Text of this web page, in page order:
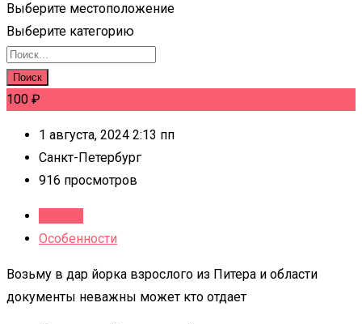
Выберите местоположение
Выберите категорию
Поиск
100 ₽
1 августа, 2024 2:13 пп
Санкт-Петербург
916 просмотров
Особенности
Возьму в дар йорка взрослого из Питера и области
документы неважны может кто отдает